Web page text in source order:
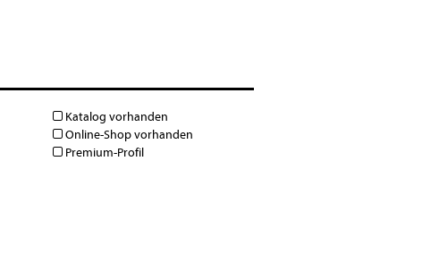
Katalog vorhanden
Online-Shop vorhanden
Premium-Profil